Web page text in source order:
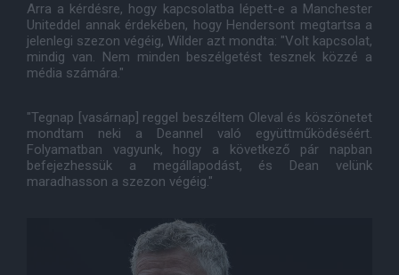
Arra a kérdésre, hogy kapcsolatba lépett-e a Manchester
Uniteddel annak érdekében, hogy Hendersont megtartsa a
jelenlegi szezon végéig, Wilder azt mondta: "Volt kapcsolat,
mindig van. Nem minden beszélgetést tesznek közzé a
média számára."
"Tegnap [vasárnap] reggel beszéltem Oleval és köszönetet
mondtam neki a Deannel való együttműködéséért.
Folyamatban vagyunk, hogy a következő pár napban
befejezhessük a megállapodást, és Dean velünk
maradhasson a szezon végéig."